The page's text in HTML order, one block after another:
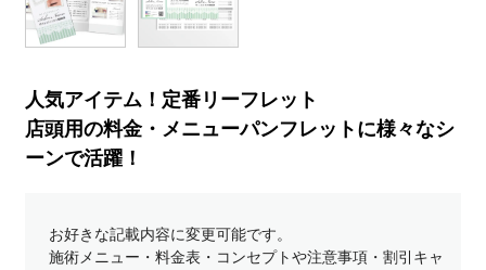
人気アイテム！定番リーフレット
店頭用の料金・メニューパンフレットに様々なシ
ーンで活躍！
お好きな記載内容に変更可能です。
施術メニュー・料金表・コンセプトや注意事項・割引キャ